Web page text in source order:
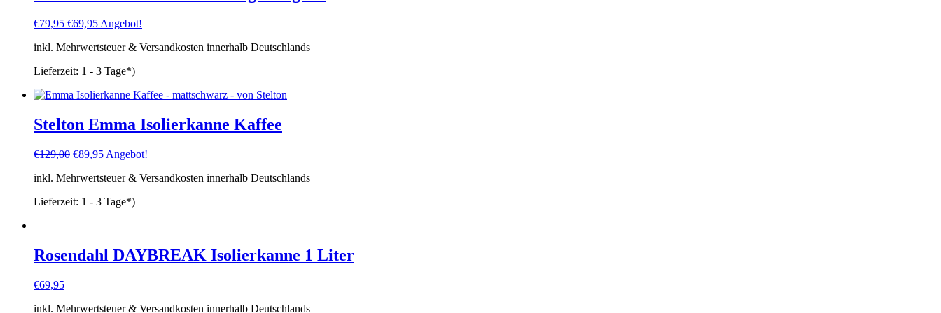
€79,95 Ursprünglicher
war:
€69,95Aktueller
ist:
Angebot!
inkl. Mehrwertsteuer & Versandkosten innerhalb Deutschlands
Lieferzeit: 1 - 3 Tage*)
Stelton Emma Isolierkanne Kaffee
€129,00 Ursprünglicher
war:
€89,95Aktueller
ist:
Angebot!
inkl. Mehrwertsteuer & Versandkosten innerhalb Deutschlands
Lieferzeit: 1 - 3 Tage*)
Rosendahl DAYBREAK Isolierkanne 1 Liter
€69,95
inkl. Mehrwertsteuer & Versandkosten innerhalb Deutschlands